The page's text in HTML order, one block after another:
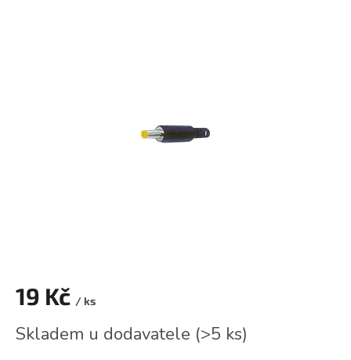
19 Kč / ks
cena:
Skladem u dodavatele (>5 ks)